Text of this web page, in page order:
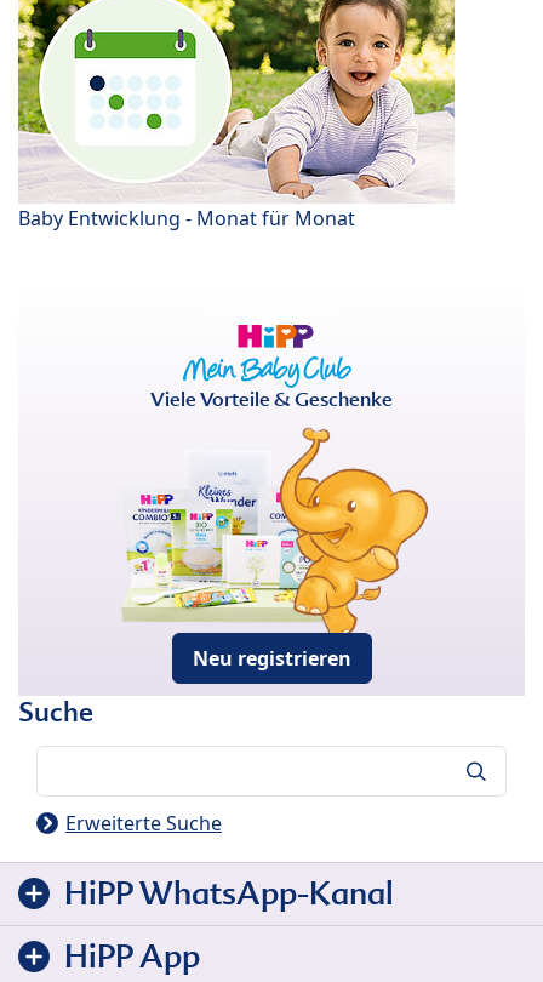
Baby Entwicklung - Monat für Monat
Viele Vorteile & Geschenke
Neu registrieren
Suche
Erweiterte Suche
HiPP WhatsApp-Kanal
HiPP App